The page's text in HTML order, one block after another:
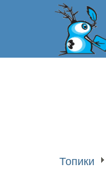
Топики